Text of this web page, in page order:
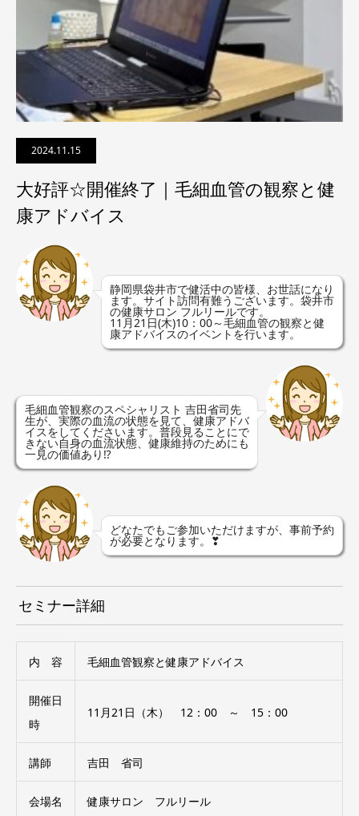
2024.11.15
大好評☆開催終了｜毛細血管の観察と健
康アドバイス
静岡県袋井市で健活中の皆様、お世話になり
ます。サイト訪問有難うございます。袋井市
の健康サロン フルリールです。
11月21日(木)10：00～毛細血管の観察と健
康アドバイスのイベントを行います。
毛細血管観察のスペシャリスト 吉田省司先
生が、実際の血流の状態を見て、健康アドバ
イスをしてくださいます。普段見ることにで
きない自身の血流状態、健康維持のためにも
一見の価値あり⁉
どなたでもご参加いただけますが、事前予約
が必要となります。❣
セミナー詳細
内 容 毛細血管観察と健康アドバイス
開催日
時
11月21日（木） 12：00 ～ 15：00
講師 吉田 省司
会場名 健康サロン フルリール